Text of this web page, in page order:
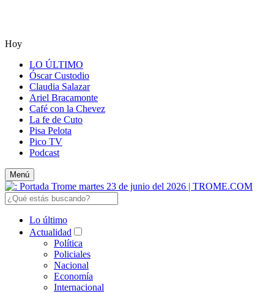
Hoy
LO ÚLTIMO
Óscar Custodio
Claudia Salazar
Ariel Bracamonte
Café con la Chevez
La fe de Cuto
Pisa Pelota
Pico TV
Podcast
Menú
Lo último
Actualidad
Política
Policiales
Nacional
Economía
Internacional